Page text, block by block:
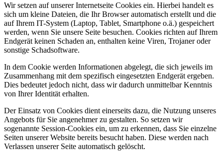
Wir setzen auf unserer Internetseite Cookies ein. Hierbei handelt es
sich um kleine Dateien, die Ihr Browser automatisch erstellt und die
auf Ihrem IT-System (Laptop, Tablet, Smartphone o.ä.) gespeichert
werden, wenn Sie unsere Seite besuchen. Cookies richten auf Ihrem
Endgerät keinen Schaden an, enthalten keine Viren, Trojaner oder
sonstige Schadsoftware.
In dem Cookie werden Informationen abgelegt, die sich jeweils im
Zusammenhang mit dem spezifisch eingesetzten Endgerät ergeben.
Dies bedeutet jedoch nicht, dass wir dadurch unmittelbar Kenntnis
von Ihrer Identität erhalten.
Der Einsatz von Cookies dient einerseits dazu, die Nutzung unseres
Angebots für Sie angenehmer zu gestalten. So setzen wir
sogenannte Session-Cookies ein, um zu erkennen, dass Sie einzelne
Seiten unserer Website bereits besucht haben. Diese werden nach
Verlassen unserer Seite automatisch gelöscht.